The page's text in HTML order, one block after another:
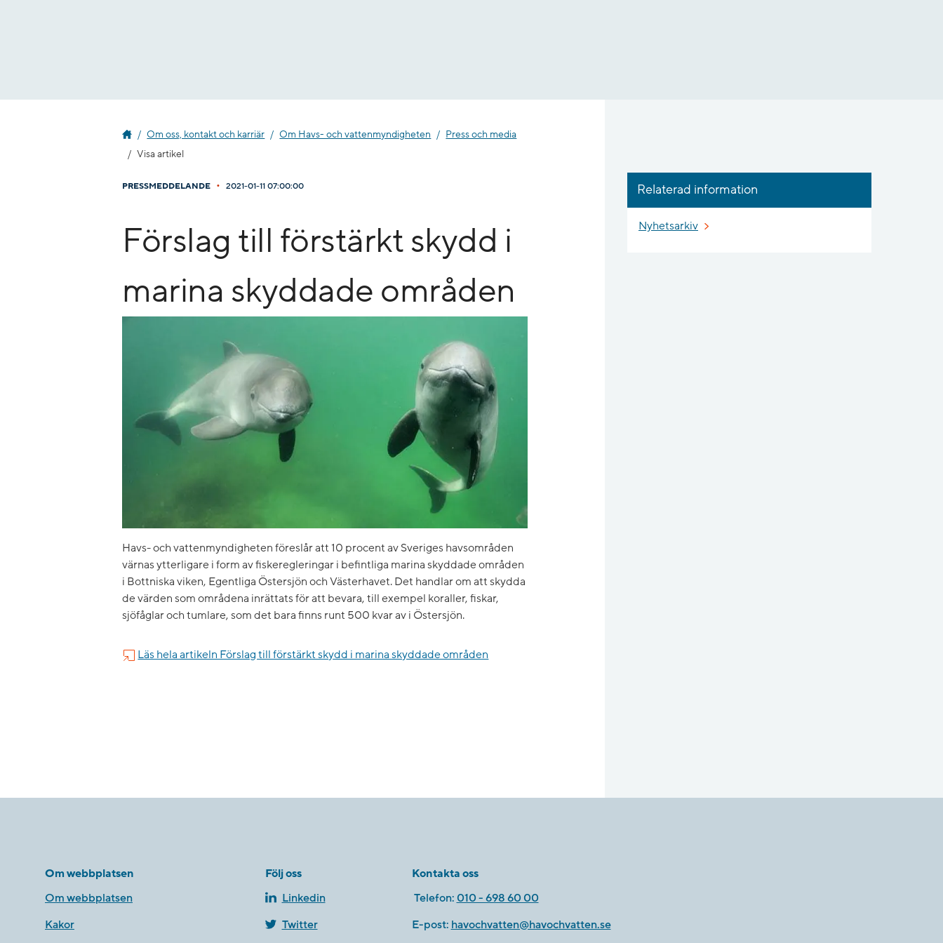
Om oss, kontakt och karriär Om Havs- och vatten­myndigheten
Press och media
Visa artikel
PRESSMEDDELANDE • 2021-01-11 07:00:00
​Förslag till förstärkt skydd i
marina skyddade områden
Havs- och vattenmyndigheten föreslår att 10 procent av Sveriges havsområden
värnas ytterligare i form av fiskeregleringar i befintliga marina skyddade områden
i Bottniska viken, Egentliga Östersjön och Västerhavet. Det handlar om att skydda
de värden som områdena inrättats för att bevara, till exempel koraller, fiskar,
sjöfåglar och tumlare, som det bara finns runt 500 kvar av i Östersjön.
Läs hela artikeln ​Förslag till förstärkt skydd i marina skyddade områden
Relaterad information
Nyhetsarkiv
Om webbplatsen
Om webbplatsen
Kakor
Följ oss
Linkedin
Twitter
Kontakta oss
Telefon: 010 - 698 60 00
E-post: havochvatten@havochvatten.se